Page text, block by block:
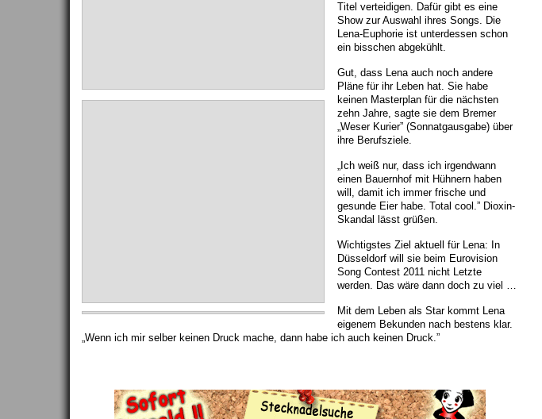
Titel verteidigen. Dafür gibt es eine
Show zur Auswahl ihres Songs. Die
Lena-Euphorie ist unterdessen schon
ein bisschen abgekühlt.
Gut, dass Lena auch noch andere
Pläne für ihr Leben hat. Sie habe
keinen Masterplan für die nächsten
zehn Jahre, sagte sie dem Bremer
„Weser Kurier” (Sonnatgausgabe) über
ihre Berufsziele.
„Ich weiß nur, dass ich irgendwann
einen Bauernhof mit Hühnern haben
will, damit ich immer frische und
gesunde Eier habe. Total cool.” Dioxin-
Skandal lässt grüßen.
Wichtigstes Ziel aktuell für Lena: In
Düsseldorf will sie beim Eurovision
Song Contest 2011 nicht Letzte
werden. Das wäre dann doch zu viel …
Mit dem Leben als Star kommt Lena
eigenem Bekunden nach bestens klar.
„Wenn ich mir selber keinen Druck mache, dann habe ich auch keinen Druck.”